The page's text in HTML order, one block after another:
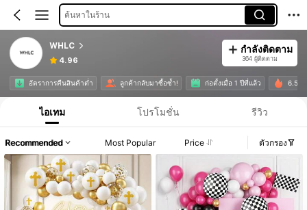
ค้นหาในร้าน
WHLC
4.96
กำลังติดตาม
364 ผู้ติดตาม
อัตราการคืนสินค้าต่ำ ลูกค้ากลับมาซื้อซ้ำ! ก่อตั้งเมื่อ 1 ปีที่แล้ว 6.5K
ไอเทม โปรโมชั่น รีวิว
Recommended Most Popular Price ตัวกรอง